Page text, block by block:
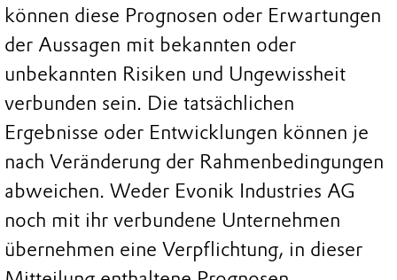
können diese Prognosen oder Erwartungen
der Aussagen mit bekannten oder
unbekannten Risiken und Ungewissheit
verbunden sein. Die tatsächlichen
Ergebnisse oder Entwicklungen können je
nach Veränderung der Rahmenbedingungen
abweichen. Weder Evonik Industries AG
noch mit ihr verbundene Unternehmen
übernehmen eine Verpflichtung, in dieser